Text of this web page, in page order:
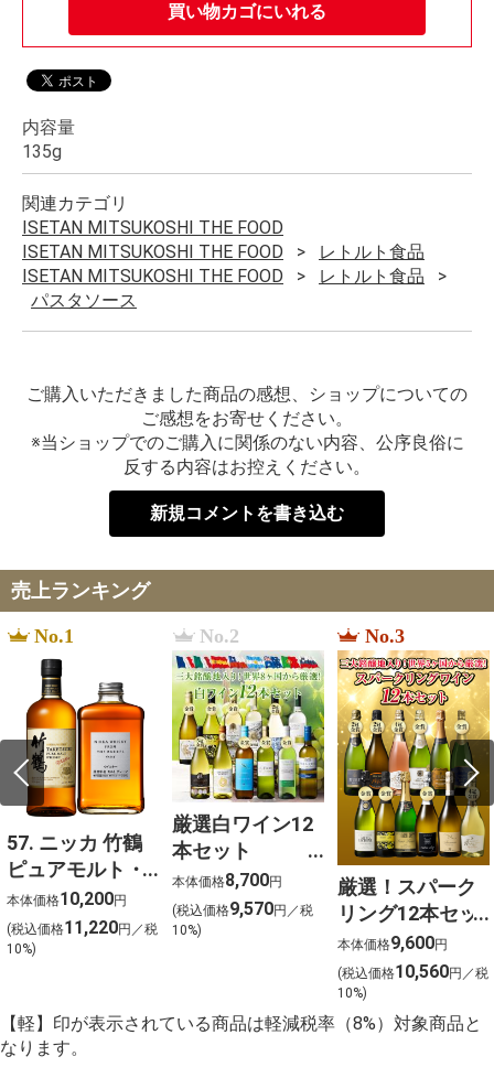
買い物カゴにいれる
内容量
135g
関連カテゴリ
ISETAN MITSUKOSHI THE FOOD
ISETAN MITSUKOSHI THE FOOD
レトルト食品
ISETAN MITSUKOSHI THE FOOD
レトルト食品
パスタソース
ご購入いただきました商品の感想、ショップについての
ご感想をお寄せください。
※当ショップでのご購入に関係のない内容、公序良俗に
反する内容はお控えください。
新規コメントを書き込む
売上ランキング
No.1
57. ニッカ 竹鶴
ピュアモルト・
フロムザバレル
ウイスキー2本セ
ット【北海道ご
本体価格10,200円
(税込価格11,220円／税
10%)
No.2
厳選白ワイン12
本セット
750ml×12
本体価格8,700円
(税込価格9,570円／税
10%)
No.3
厳選！スパーク
リング12本セッ
ト 金賞受賞ワイ
ンを含む１２本
を選びました！
本体価格9,600円
(税込価格10,560円／税
10%)
【軽】印が表示されている商品は軽減税率（8%）対象商品と
なります。